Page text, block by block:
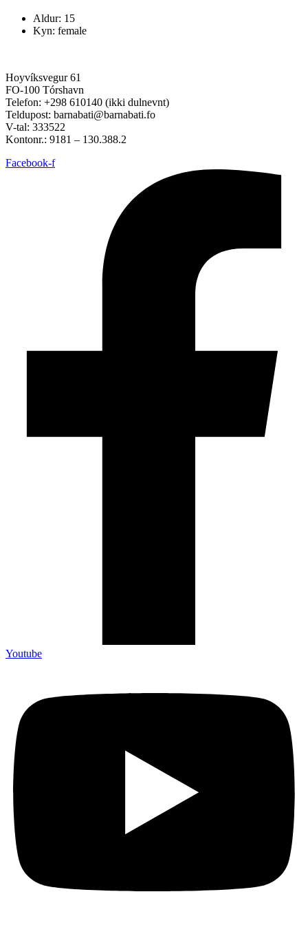
Aldur: 15
Kyn: female
Hoyvíksvegur 61
FO-100 Tórshavn
Telefon: +298 610140 (ikki dulnevnt)
Teldupost: barnabati@barnabati.fo
V-tal: 333522
Kontonr.: 9181 – 130.388.2
Facebook-f
Youtube